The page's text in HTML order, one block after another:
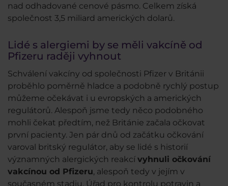
nad odhadované cenové pásmo. Celkem získá
společnost 3,5 miliard amerických dolarů.
Lidé s alergiemi by se měli vakcíně od
Pfizeru raději vyhnout
Schválení vakcíny od společnosti Pfizer v Británii
proběhlo poměrně hladce a podobně rychlý postup
můžeme očekávat i u evropských a amerických
regulátorů. Alespoň jsme tedy něco podobného
mohli čekat předtím, než Británie začala očkovat
první pacienty. Jen pár dnů od začátku očkování
varoval britský regulátor, aby se lidé s historií
významných alergických reakcí vyhnuli očkování
vakcínou od Pfizeru, alespoň tedy v jejím v
současném stadiu. Úřad pro kontrolu potravin a